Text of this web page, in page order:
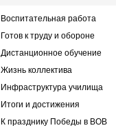
Воспитательная работа
Готов к труду и обороне
Дистанционное обучение
Жизнь коллектива
Инфраструктура училища
Итоги и достижения
К празднику Победы в ВОВ